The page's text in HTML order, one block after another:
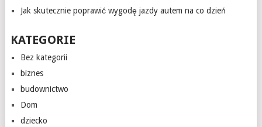
Jak skutecznie poprawić wygodę jazdy autem na co dzień
KATEGORIE
Bez kategorii
biznes
budownictwo
Dom
dziecko